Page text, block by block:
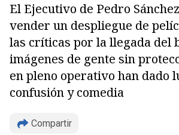
El Ejecutivo de Pedro
vender un despliegue de
las críticas por la llegada del
imágenes de gente sin
en pleno operativo han dado
confusión y comedia
Compartir